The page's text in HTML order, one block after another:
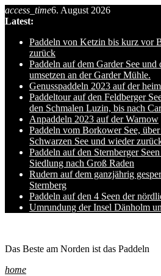
Skip
to
content
access_time6. August 2026
Latest:
Paddeln von Ketzin bis kurz vor
zurück
Paddeln auf dem Garder See und
umsetzen an der Garder Mühle.
Genusspaddeln 2023 auf der
Paddeltour auf den Feldberger
den Schmalen Luzin, bis nach
Anpaddeln 2023 auf der Warnow
Paddeln vom Borkower See,
Schwarzen See und wieder
Paddeln auf den Sternberger
Siedlung nach Groß Raden
Rudern auf dem ganzjährig
Sternberg
Paddeln auf den 4 Seen der
Umrundung der Insel Dänholm
Das Beste am Norden ist das Paddeln
home